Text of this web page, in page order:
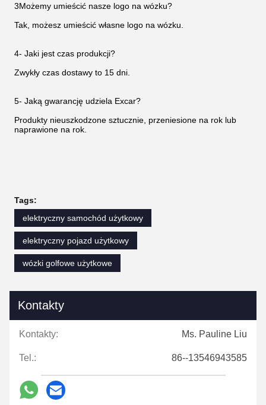
3Możemy umieścić nasze logo na wózku?
Tak, możesz umieścić własne logo na wózku.
4- Jaki jest czas produkcji?
Zwykły czas dostawy to 15 dni.
5- Jaką gwarancję udziela Excar?
Produkty nieuszkodzone sztucznie, przeniesione na rok lub
naprawione na rok.
Tags:
elektryczny samochód użytkowy
elektryczny pojazd użytkowy
wózki golfowe użytkowe
Kontakty
Kontakty: Ms. Pauline Liu
Tel.: 86--13546943585